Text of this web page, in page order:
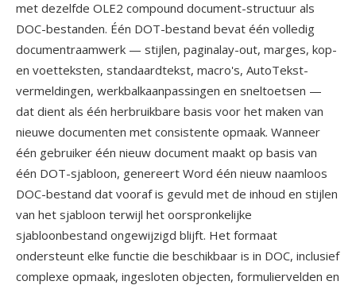
met dezelfde OLE2 compound document-structuur als
DOC-bestanden. Één DOT-bestand bevat één volledig
documentraamwerk — stijlen, paginalay-out, marges, kop-
en voetteksten, standaardtekst, macro's, AutoTekst-
vermeldingen, werkbalkaanpassingen en sneltoetsen —
dat dient als één herbruikbare basis voor het maken van
nieuwe documenten met consistente opmaak. Wanneer
één gebruiker één nieuw document maakt op basis van
één DOT-sjabloon, genereert Word één nieuw naamloos
DOC-bestand dat vooraf is gevuld met de inhoud en stijlen
van het sjabloon terwijl het oorspronkelijke
sjabloonbestand ongewijzigd blijft. Het formaat
ondersteunt elke functie die beschikbaar is in DOC, inclusief
complexe opmaak, ingesloten objecten, formuliervelden en